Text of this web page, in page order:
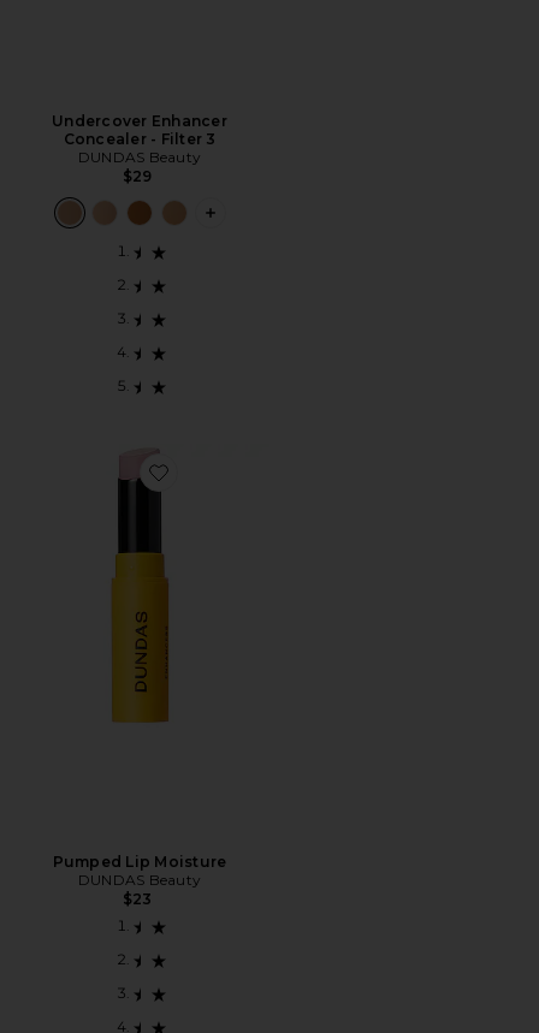
Undercover Enhancer
Concealer - Filter 3
DUNDAS Beauty
$29
PLUS ICON TO SEE MORE OPTIONS
Favorite Pumped Lip Moisture
Pumped Lip Moisture
DUNDAS Beauty
$23